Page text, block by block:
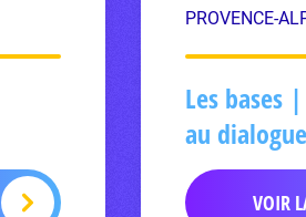
PROVENCE-
Les bases
au dialogue
VOIR